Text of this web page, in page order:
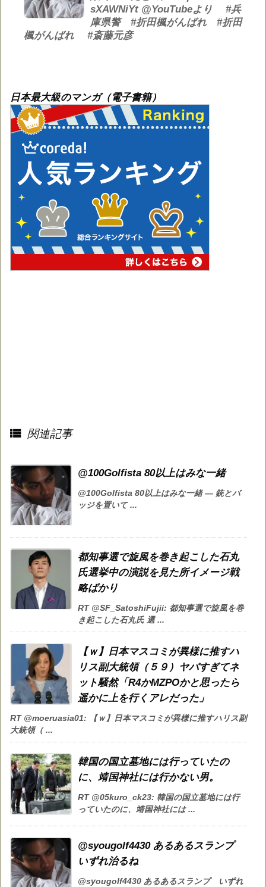
sXAWNiYt @YouTubeより #兵
庫県警 #折田楓がんばれ #折田
楓がんばれ #斎藤元彦
日本最大級のマンガ（電子書籍）
 関連記事
@100Golfista 80以上はみな一緒
@100Golfista 80以上はみな一緒 — 銃とバ
ッジを置いて ...
都知事選で旋風を巻き起こした石丸
氏選挙中の演説を見た所イメージ戦
略ばかり
RT @SF_SatoshiFujii: 都知事選で旋風を巻
き起こした石丸氏 選 ...
【ｗ】日本マスコミが異様に推すハ
リス副大統領（５９）ヤバすぎてネ
ット騒然「R4かMZPOかと思ったら
遥かに上を行くアレだった」
RT @moeruasia01: 【ｗ】日本マスコミが異様に推すハリス副
大統領（ ...
韓国の国立墓地には行っていたの
に、靖国神社には行かない男。
RT @05kuro_ck23: 韓国の国立墓地には行
っていたのに、靖国神社には ...
@syougolf4430 あるあるスランプ
いずれ治るね
@syougolf4430 あるあるスランプ いずれ